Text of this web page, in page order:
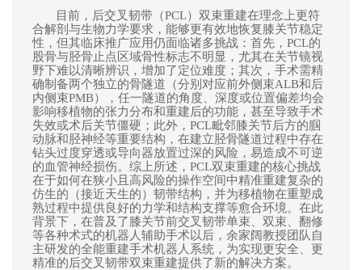
目前，后交叉韧带（PCL）双束重建在理念上更符
合解剖与生物力学要求，能够更有效地恢复膝关节稳定
性，但其临床推广应用仍面临诸多挑战：首先，PCL的
股骨与胫骨止点区域骨性标志不明显，尤其在关节镜视
野下难以清晰辨识，增加了定位难度；其次，手术需精
确制备两个独立的骨隧道（分别对应前外侧束ALB和后
内侧束PMB），任一隧道的角度、深度或位置偏差均会
影响移植物的张力分布和重建后的功能 ，甚至导致手术
失效或术后关节僵硬；此外，PCL毗邻膝关节后方的腘
动脉和胫神经等重要结构，在建立胫骨隧道过程中存在
钻头过度穿透或导向器放置过深的风险，易造成不可逆
的血管神经损伤。综上所述， PCL双束重建的核心挑战
在于如何在狭小且高风险的操作空间中精准重建复杂的
仿生的（接近天生的） 韧带结构，并为移植物在重塑成
熟过程中提供良好的力学和结构支撑等愈合环境。在此
背景下， 在普及了膝关节前交叉韧带单束、双束、翻修
等各种术式的机器人辅助手术以后， 余家阔教授团队 自
主研发的全能重建手术机器人系统，为实现更安全、更
精准的后交叉韧带双束重建提供了新的解决方案。